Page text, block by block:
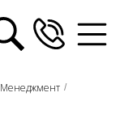
Менеджмент /